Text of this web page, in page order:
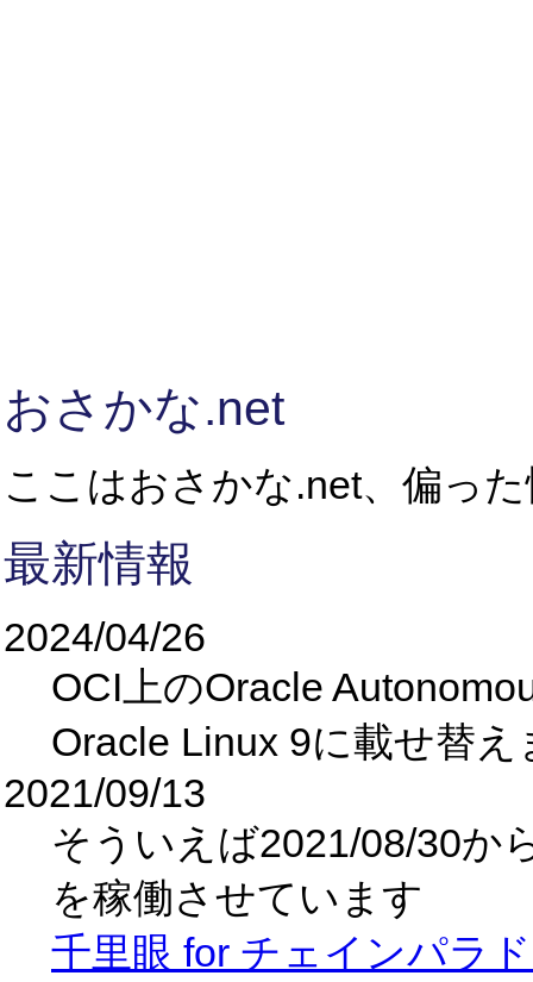
おさかな.net
ここはおさかな.net、偏っ
最新情報
2024/04/26
OCI上のOracle
Oracle Linux 9に載せ替え
2021/09/13
そういえば2021/08/30か
を稼働させています
千里眼 for チェインパラ